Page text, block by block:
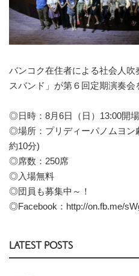
バンコク在住者による社会人
スバンド」が第６回定期演奏会
◎日時：8月6日（日）13:00開
◎場所：プリディーパノムヨン
約10分)
◎席数：250席
◎入場無料
◎団員も募集中～！
◎Facebook：http://on.fb.me/
LATEST POSTS